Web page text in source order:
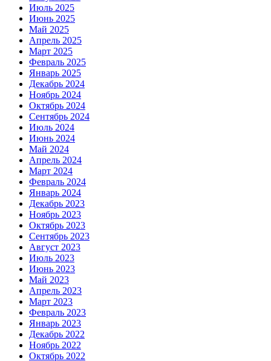
Июль 2025
Июнь 2025
Май 2025
Апрель 2025
Март 2025
Февраль 2025
Январь 2025
Декабрь 2024
Ноябрь 2024
Октябрь 2024
Сентябрь 2024
Июль 2024
Июнь 2024
Май 2024
Апрель 2024
Март 2024
Февраль 2024
Январь 2024
Декабрь 2023
Ноябрь 2023
Октябрь 2023
Сентябрь 2023
Август 2023
Июль 2023
Июнь 2023
Май 2023
Апрель 2023
Март 2023
Февраль 2023
Январь 2023
Декабрь 2022
Ноябрь 2022
Октябрь 2022